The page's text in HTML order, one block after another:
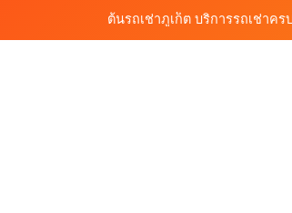
เช่ารถมอเตอร์ไซค์ภูเก็ต กับต้นรถเช่า เดินทาง